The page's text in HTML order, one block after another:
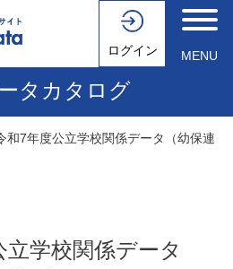
ログイン MENU
タカタログ
和7年度公立学校関係データ（幼保連
立学校関係データ